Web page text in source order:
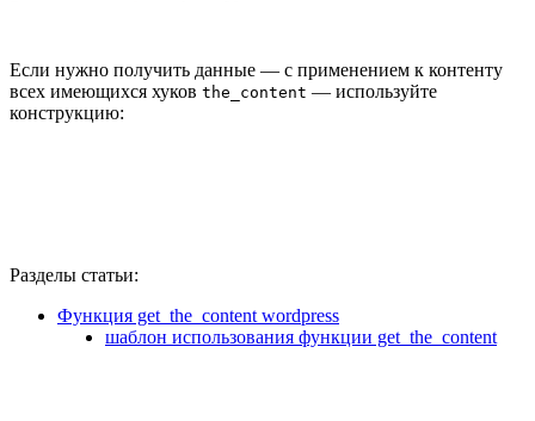
Если нужно получить данные — с применением к контенту
всех имеющихся хуков the_content — используйте
конструкцию:
Разделы статьи:
Функция get_the_content wordpress
шаблон использования функции get_the_content